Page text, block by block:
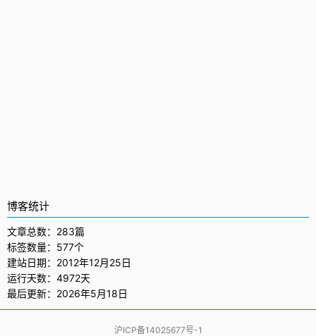
博客统计
文章总数：283篇
标签数量：577个
建站日期：2012年12月25日
运行天数：4972天
最后更新：2026年5月18日
沪ICP备14025677号-1